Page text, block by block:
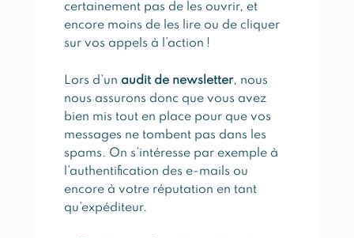
certainement pas de les ouvrir, et
encore moins de les lire ou de cliquer
sur vos appels à l’action !
Lors d’un audit de newsletter, nous
nous assurons donc que vous avez
bien mis tout en place pour que vos
messages ne tombent pas dans les
spams. On s’intéresse par exemple à
l’authentification des e-mails ou
encore à votre réputation en tant
qu’expéditeur.